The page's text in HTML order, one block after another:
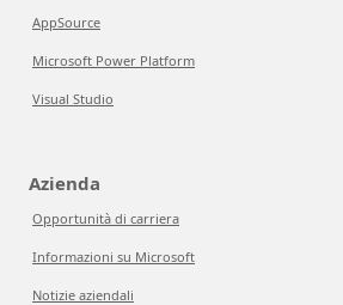
AppSource
Microsoft Power Platform
Visual Studio
Azienda
Opportunità di carriera
Informazioni su Microsoft
Notizie aziendali